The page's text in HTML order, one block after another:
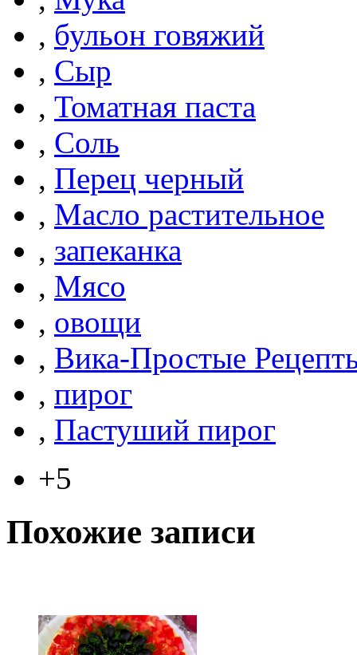
, бульон говяжий
, Сыр
, Томатная паста
, Соль
, Перец черный
, Масло растительное
, запеканка
, Мясо
, овощи
, Вика-Простые
, пирог
, Пастуший пирог
+5
Похожие записи